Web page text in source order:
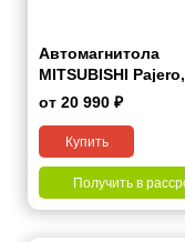
Автомагнитола
MITSUBISHI Pajero,
Shogun, Montero
от 20 990 ₽
Купить
Получить в